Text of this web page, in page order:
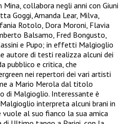
collabora negli anni con Giuni
Goggi, Amanda Lear, Milva,
Rotolo, Dora Moroni, Flavia
Balsamo, Fred Bongusto,
e Pupo; in effetti Malgioglio
autore di testi realizza alcuni dei
pubblico e critica, che
nei repertori dei vari artisti
a Mario Merola dal titolo
di Malgioglio. Interessante è
interpreta alcuni brani in
al suo fianco la sua amica